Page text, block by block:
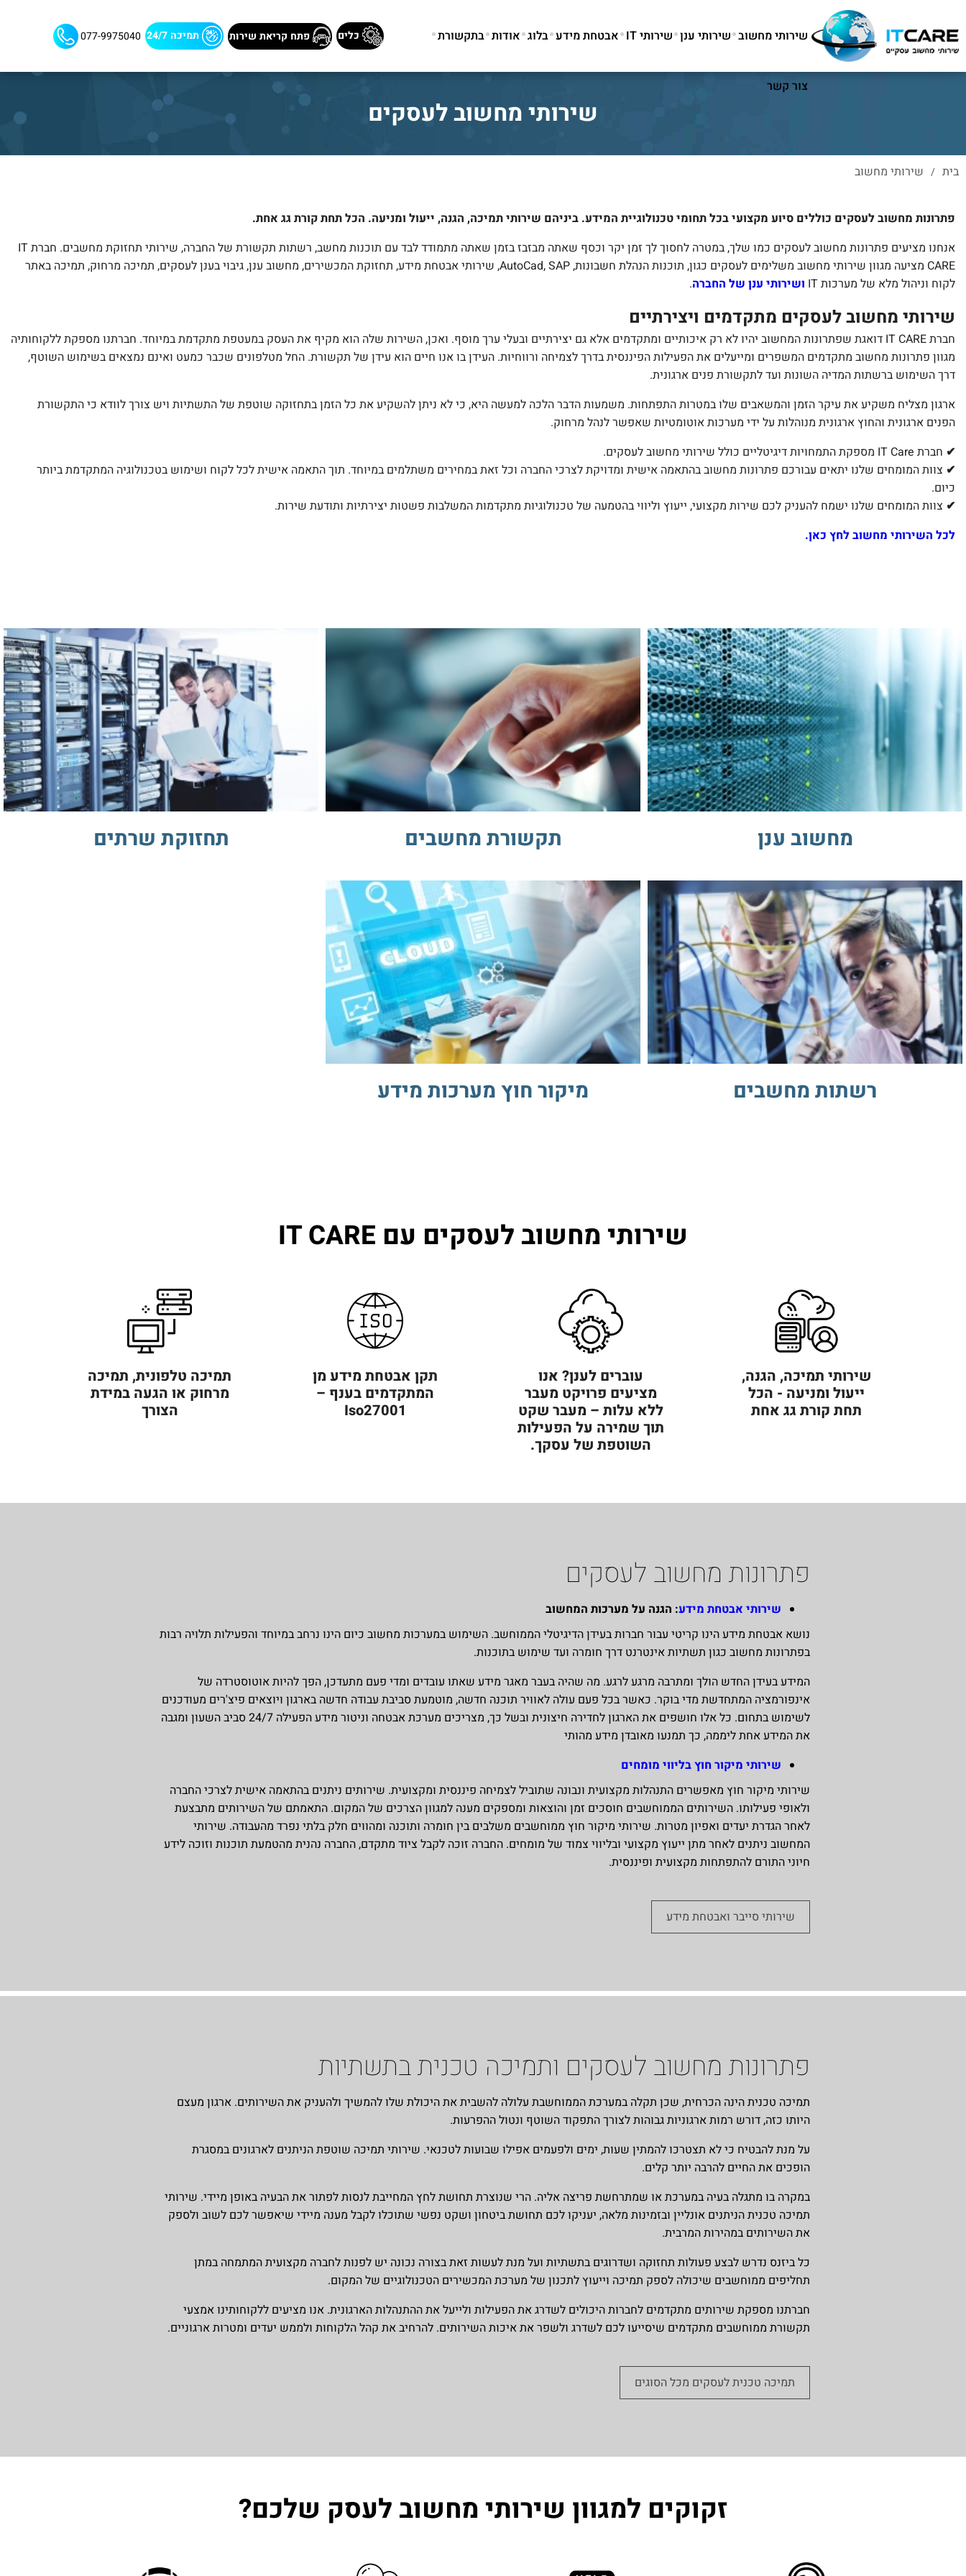
שירותי מחשוב שירותי ענן שירותי IT אבטחת מידע בלוג אודות בתקשורת
צור קשר
כלים פתח קריאת שירות תמיכה 24/7 077-9975040
שירותי מחשוב לעסקים
בית / שירותי מחשוב
פתרונות מחשובלעסקים כוללים סיוע מקצועי בכל תחומי טכנולוגיית המידע. ביניהם שירותי תמיכה, הגנה, ייעול ומניעה. הכל תחת קורת גג אחת.
אנחנו מציעים פתרונות מחשוב לעסקים כמו שלך, במטרה לחסוך לך זמן יקר וכסף שאתה מבזבז בזמן שאתה מתמודד לבד עם תוכנות מחשב, רשתות תקשורת של החברה, שירותי תחזוקת מחשבים. חברת IT
CARE מציעה מגוון שירותי מחשוב משלימים לעסקים כגון, תוכנות הנהלת חשבונות, AutoCad, SAP, שירותי אבטחת מידע, תחזוקת המכשירים, מחשוב ענן, גיבוי בענן לעסקים, תמיכה מרחוק, תמיכה באתר
לקוח וניהול מלא של מערכות IT
ושירותי ענן של החברה.
שירותי מחשוב לעסקים מתקדמים ויצירתיים
חברת IT CARE דואגת שפתרונות המחשוב יהיו לא רק איכותיים ומתקדמים אלא גם יצירתיים ובעלי ערך מוסף. ואכן, השירות שלה הוא מקיף את העסק במעטפת מתקדמת במיוחד. חברתנו מספקת ללקוחותיה
מגוון פתרונות מחשוב מתקדמים המשפרים ומייעלים את הפעילות הפיננסית בדרך לצמיחה ורווחיות. העידן בו אנו חיים הוא עידן של תקשורת. החל מטלפונים שכבר כמעט ואינם נמצאים בשימוש השוטף,
דרך השימוש ברשתות המדיה השונות ועד לתקשורת פנים ארגונית.
ארגון מצליח משקיע את עיקר הזמן והמשאבים שלו במטרות התפתחות. משמעות הדבר הלכה למעשה היא, כי לא ניתן להשקיע את כל הזמן בתחזוקה שוטפת של התשתיות ויש צורך לוודא כי התקשורת
הפנים ארגונית והחוץ ארגונית מנוהלות על ידי מערכות אוטומטיות שאפשר לנהל מרחוק.
✔ חברת IT Care מספקת התמחויות דיגיטליים כולל שירותי מחשוב לעסקים.
✔ צוות המומחים שלנו יתאים עבורכם פתרונות מחשוב בהתאמה אישית ומדויקת לצרכי החברה וכל זאת במחירים משתלמים במיוחד. תוך התאמה אישית לכל לקוח ושימוש בטכנולוגיה המתקדמת ביותר
כיום.
✔ צוות המומחים שלנו ישמח להעניק לכם שירות מקצועי, ייעוץ וליווי בהטמעה של טכנולוגיות מתקדמות המשלבות פשטות יצירתיות ותודעת שירות.
לכל השירותי מחשוב לחץ כאן.
מחשוב ענן תקשורת מחשבים תחזוקת שרתים
רשתות מחשבים מיקור חוץ מערכות מידע
שירותי מחשוב לעסקים עם IT CARE
שירותי תמיכה, הגנה,
ייעול ומניעה - הכל
תחת קורת גג אחת
עוברים לענן? אנו
מציעים פרויקט מעבר
ללא עלות – מעבר שקט
תוך שמירה על הפעילות
השוטפת של עסקך.
תקן אבטחת מידע מן
המתקדמים בענף –
Iso27001
תמיכה טלפונית, תמיכה
מרחוק או הגעה במידת
הצורך
פתרונות מחשוב לעסקים
שירותי אבטחת מידע: הגנה על מערכות המחשוב
נושא אבטחת מידע הינו קריטי עבור חברות בעידן הדיגיטלי הממוחשב. השימוש במערכות מחשוב כיום הינו נרחב במיוחד והפעילות תלויה רבות
בפתרונות מחשוב כגון תשתיות אינטרנט דרך חומרה ועד שימוש בתוכנות.
המידע בעידן החדש הולך ומתרבה מרגע לרגע. מה שהיה בעבר מאגר מידע שאתו עובדים ומדי פעם מתעדכן, הפך להיות אוטוסטרדה של
אינפורמציה המתחדשת מדי בוקר. כאשר בכל פעם עולה לאוויר תוכנה חדשה, מוטמעת סביבת עבודה חדשה בארגון ויוצאים פיצ'רים מעודכנים
לשימוש בתחום. כל אלו חושפים את הארגון לחדירה חיצונית ובשל כך, מצריכים מערכת אבטחה וניטור מידע הפעילה 24/7 סביב השעון ומגבה
את המידע אחת ליממה, כך תמנעו מאובדן מידע מהותי
שירותי מיקור חוץ בליווי מומחים
שירותי מיקור חוץ מאפשרים התנהלות מקצועית ונבונה שתוביל לצמיחה פיננסית ומקצועית. שירותים ניתנים בהתאמה אישית לצרכי החברה
ולאופי פעילותו. השירותים הממוחשבים חוסכים זמן והוצאות ומספקים מענה למגוון הצרכים של המקום. התאמתם של השירותים מתבצעת
לאחר הגדרת יעדים ואפיון מטרות. שירותי מיקור חוץ ממוחשבים משלבים בין חומרה ותוכנה ומהווים חלק בלתי נפרד מהעבודה. שירותי
המחשוב ניתנים לאחר מתן ייעוץ מקצועי ובליווי צמוד של מומחים. החברה זוכה לקבל ציוד מתקדם, החברה נהנית מהטמעת תוכנות וזוכה לידע
חיוני התורם להתפתחות מקצועית ופיננסית.
שירותי סייבר ואבטחת מידע
פתרונות מחשוב לעסקים ותמיכה טכנית בתשתיות
תמיכה טכנית הינה הכרחית, שכן תקלה במערכת הממוחשבת עלולה להשבית את היכולת שלו להמשיך ולהעניק את השירותים. ארגון מעצם
היותו כזה, דורש רמות ארגוניות גבוהות לצורך התפקוד השוטף ונטול ההפרעות.
על מנת להבטיח כי לא תצטרכו להמתין שעות, ימים ולפעמים אפילו שבועות לטכנאי. שירותי תמיכה שוטפת הניתנים לארגונים במסגרת
הופכים את החיים להרבה יותר קלים.
במקרה בו מתגלה בעיה במערכת או שמתרחשת פריצה אליה. הרי שנוצרת תחושת לחץ המחייבת לנסות לפתור את הבעיה באופן מיידי. שירותי
תמיכה טכנית הניתנים אונליין ובזמינות מלאה, יעניקו לכם תחושת ביטחון ושקט נפשי שתוכלו לקבל מענה מיידי שיאפשר לכם לשוב ולספק
את השירותים במהירות המרבית.
כל ביזנס נדרש לבצע פעולות תחזוקה ושדרוגים בתשתיות ועל מנת לעשות זאת בצורה נכונה יש לפנות לחברה מקצועית המתמחה במתן
תחליפים ממוחשבים שיכולה לספק תמיכה וייעוץ לתכנון של מערכת המכשירים הטכנולוגיים של המקום.
חברתנו מספקת שירותים מתקדמים לחברות היכולים לשדרג את הפעילות ולייעל את ההתנהלות הארגונית. אנו מציעים ללקוחותינו אמצעי
תקשורת ממוחשבים מתקדמים שיסייעו לכם לשדרג ולשפר את איכות השירותים. להרחיב את קהל הלקוחות ולממש יעדים ומטרות ארגוניים.
תמיכה טכנית לעסקים מכל הסוגים
זקוקים למגוון שירותי מחשוב לעסק שלכם?